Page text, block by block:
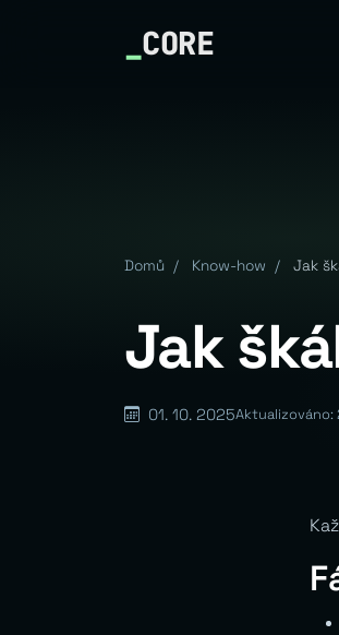
_CORE
Domů / Know-how / Jak
Jak
01. 10. 2025Aktualizováno: